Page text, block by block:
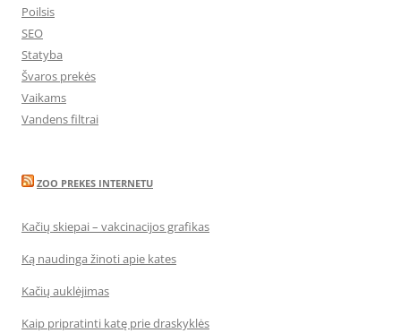
Poilsis
SEO
Statyba
Švaros prekės
Vaikams
Vandens filtrai
ZOO PREKES INTERNETU
Kačių skiepai – vakcinacijos grafikas
Ką naudinga žinoti apie kates
Kačių auklėjimas
Kaip pripratinti katę prie draskyklės